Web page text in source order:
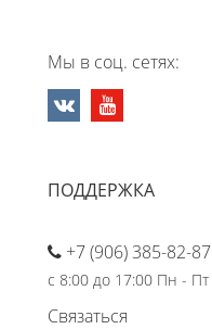
Мы в соц. сетях:
ПОДДЕРЖКА
+7 (906) 385-82-87
с 8:00 до 17:00 Пн - Пт
Связаться